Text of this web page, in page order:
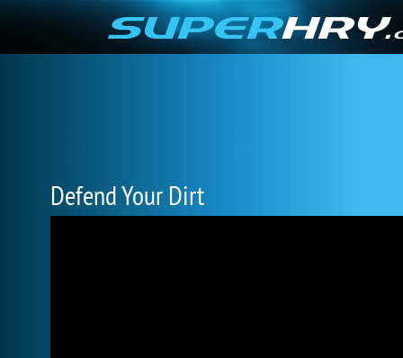
Defend Your Dirt